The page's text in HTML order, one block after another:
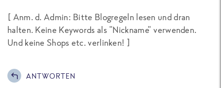
[ Anm. d. Admin: Bitte Blogregeln lesen und dran
halten. Keine Keywords als "Nickname" verwenden.
Und keine Shops etc. verlinken! ]
ANTWORTEN